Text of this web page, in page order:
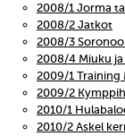
2008/1 Jorma
2008/2 Jatkot
2008/3
2008/4 Miuku
2009/1 Training
2009/2
2010/1
2010/2 Askel